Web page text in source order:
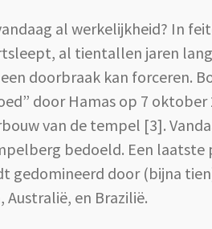
al werkelijkheid? In
al tientallen jaren
doorbraak kan forceren.
door Hamas op 7
van de tempel [3].
bedoeld. Een
gedomineerd door (bijna
Australië, en Brazilië.